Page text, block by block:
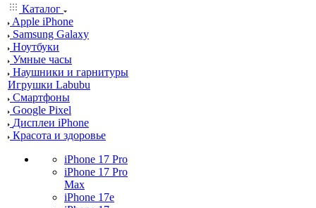
Каталог
Apple iPhone
Samsung Galaxy
Ноутбуки
Умные часы
Наушники и гарнитуры
Игрушки Labubu
Смартфоны
Google Pixel
Дисплеи iPhone
Красота и здоровье
iPhone 17 Pro
iPhone 17 Pro
Max
iPhone 17e